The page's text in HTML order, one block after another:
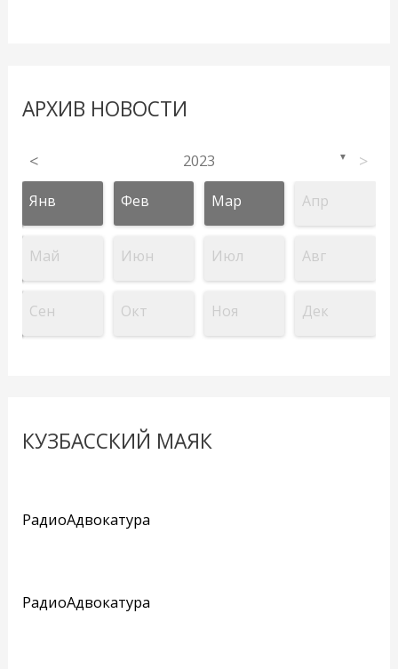
АРХИВ НОВОСТИ
< 2023 ▼ >
Янв Фев Мар Апр
Май Июн Июл Авг
Сен Окт Ноя Дек
КУЗБАССКИЙ МАЯК
РадиоАдвокатура
РадиоАдвокатура